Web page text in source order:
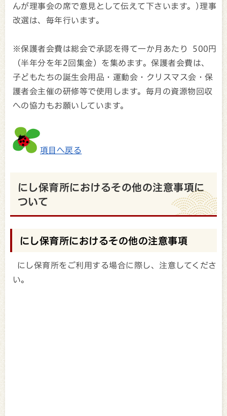
んが理事会の席で意見として伝えて下さいます。)理事
改選は、毎年行います。
※保護者会費は総会で承認を得て一か月あたり 500円
（半年分を年2回集金）を集めます。保護者会費は、
子どもたちの誕生会用品・運動会・クリスマス会・保
護者会主催の研修等で使用します。毎月の資源物回収
への協力もお願いしています。
項目へ戻る
にし保育所におけるその他の注意事項に
ついて
にし保育所におけるその他の注意事項
にし保育所をご利用する場合に際し、注意してくださ
い。